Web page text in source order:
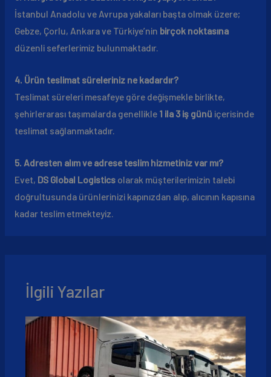
İstanbul Anadolu ve Avrupa yakaları başta olmak üzere;
Gebze, Çorlu, Ankara ve Türkiye’nin birçok noktasına
düzenli seferlerimiz bulunmaktadır.
4. Ürün teslimat süreleriniz ne kadardır?
Teslimat süreleri mesafeye göre değişmekle birlikte,
şehirlerarası taşımalarda genellikle 1 ila 3 iş günü içerisinde
teslimat sağlanmaktadır.
5. Adresten alım ve adrese teslim hizmetiniz var mı?
Evet, DS Global Logisticsolarak müşterilerimizin talebi
doğrultusunda ürünlerinizi kapınızdan alıp, alıcının kapısına
kadar teslim etmekteyiz.
İlgili Yazılar